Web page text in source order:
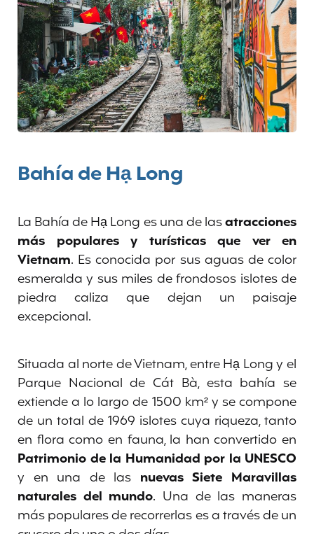
Bahía de Hạ Long
La Bahía de Hạ Long es una de lasatracciones
más populares y turísticas que ver en
Vietnam. Es conocida por sus aguas de color
esmeralda y sus miles de frondosos islotes de
piedra caliza que dejan un paisaje
excepcional.
Situada al norte de Vietnam, entre Hạ Long y el
Parque Nacional de Cát Bà, esta bahía se
extiende a lo largo de 1500 km² y se compone
de un total de 1969 islotes cuya riqueza, tanto
en flora como en fauna, la han convertido en
Patrimonio de la Humanidad por la UNESCO
y en una de las nuevas Siete Maravillas
naturales del mundo. Una de las maneras
más populares de recorrerlas es a través de un